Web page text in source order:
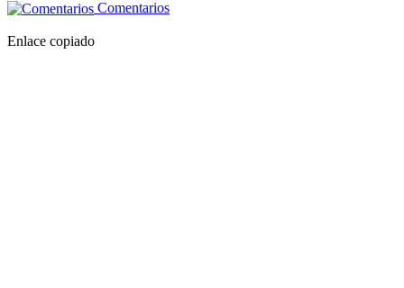
Comentarios
Enlace copiado